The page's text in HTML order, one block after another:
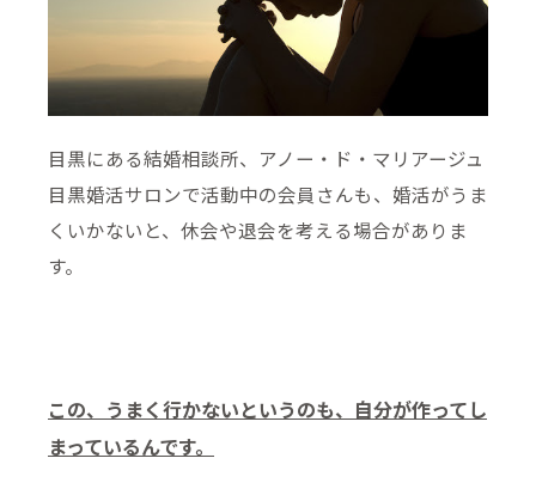
目黒にある結婚相談所、アノー・ド・マリアージュ
目黒婚活サロンで活動中の会員さんも、婚活がうま
くいかないと、休会や退会を考える場合がありま
す。
この、うまく行かないというのも、自分が作ってし
まっているんです。